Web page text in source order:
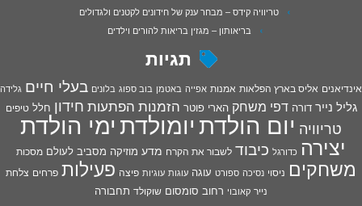
טריוויה קידס – מבחר ענק של חידונים לקטנים ולגדולים
בריאותון – מגזין בריאות להורים וילדים
תגיות
אינדיאנים אליס בארץ הפלאות אמנות אפייה באטמן בוב ספוג בלונים בעלי חיים גלידה
גליל נייר דורה דפי משחק הארי פוטר הזמנות הפתעות חידון חלל טיפים
טריוויה יום הולדתיומולדתימי הולדת
יצירה כדורגל כיבוד לשבור את הקרח מדע מוזיקה מסביב לעולם מסכות
משחקים ניסוי נסיכה ספורט עוגה עוגות עוגיות פיצה פעילות פרחים צלחת
נייר קאובוי רחוב סומסום שוקולד תחבורה